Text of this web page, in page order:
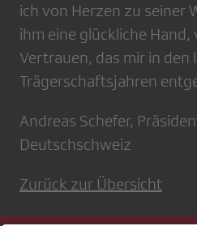
ich von Herzen zu seiner
ihm eine glückliche Hand,
Vertrauen, das mir in den
Trägerschaftsjahren
Andreas Schefer,
Deutschschweiz
Zurück zur Übersicht